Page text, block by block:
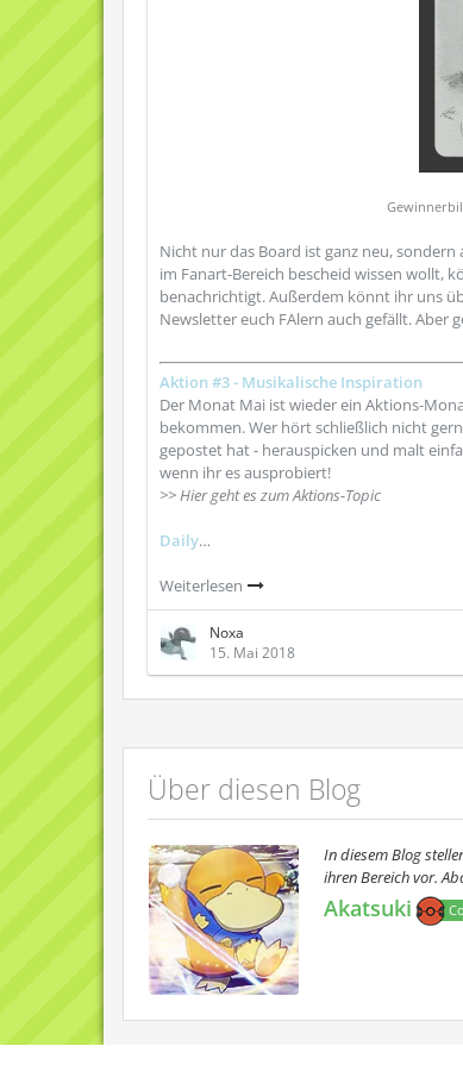
Nicht nur das Board ist ganz neu,
im Fanart-Bereich bescheid wissen wollt,
benachrichtigt. Außerdem könnt ihr uns
Newsletter euch FAlern auch gefällt. Aber
Aktion #3 - Musikalische Inspiration
Der Monat Mai ist wieder ein Aktions-
bekommen. Wer hört schließlich nicht
gepostet hat - herauspicken und malt
wenn ihr es ausprobiert!
>> Hier geht es zum Aktions-Topic
Daily…
Weiterlesen
Noxa
15. Mai 2018
Über diesen Blog
In diesem Blog
ihren Bereich vor.
Akatsuki